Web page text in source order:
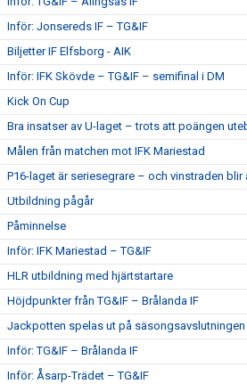
Inför: Jonsereds IF – TG&IF
Biljetter IF Elfsborg - AIK
Inför: IFK Skövde – TG&IF – semifinal i DM
Kick On Cup
Bra insatser av U-laget – trots att poängen
Målen från matchen mot IFK Mariestad
P16-laget är seriesegrare – och vinstraden blir
Utbildning pågår
Påminnelse
Inför: IFK Mariestad – TG&IF
HLR utbildning med hjärtstartare
Höjdpunkter från TG&IF – Brålanda IF
Jackpotten spelas ut på
Inför: TG&IF – Brålanda IF
Inför: Åsarp-Trädet – TG&IF